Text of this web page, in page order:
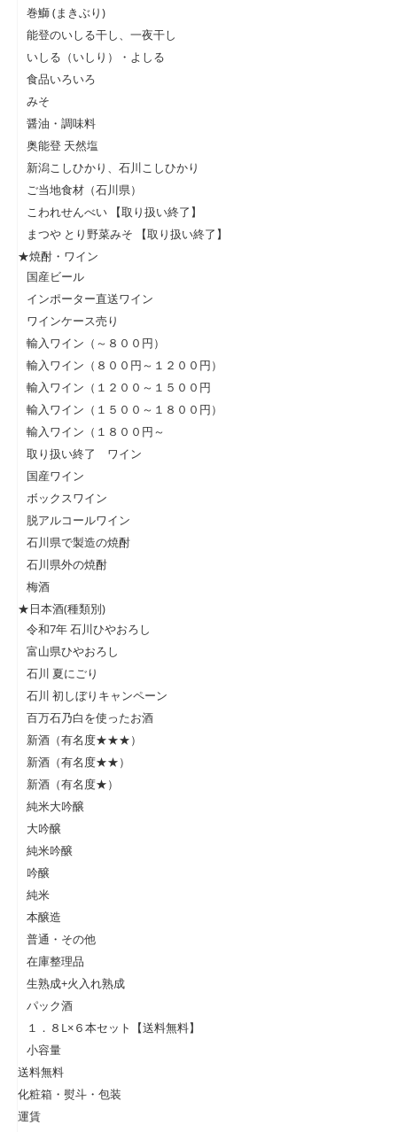
巻鰤 (まきぶり)
能登のいしる干し、一夜干し
いしる（いしり）・よしる
食品いろいろ
みそ
醤油・調味料
奥能登 天然塩
新潟こしひかり、石川こしひかり
ご当地食材（石川県）
こわれせんべい 【取り扱い終了】
まつや とり野菜みそ 【取り扱い終了】
★焼酎・ワイン
国産ビール
インポーター直送ワイン
ワインケース売り
輸入ワイン（～８００円）
輸入ワイン（８００円～１２００円）
輸入ワイン（１２００～１５００円
輸入ワイン（１５００～１８００円）
輸入ワイン（１８００円～
取り扱い終了 ワイン
国産ワイン
ボックスワイン
脱アルコールワイン
石川県で製造の焼酎
石川県外の焼酎
梅酒
★日本酒(種類別)
令和7年 石川ひやおろし
富山県ひやおろし
石川 夏にごり
石川 初しぼりキャンペーン
百万石乃白を使ったお酒
新酒（有名度★★★）
新酒（有名度★★）
新酒（有名度★）
純米大吟醸
大吟醸
純米吟醸
吟醸
純米
本醸造
普通・その他
在庫整理品
生熟成+火入れ熟成
パック酒
１．８L×６本セット【送料無料】
小容量
送料無料
化粧箱・熨斗・包装
運賃